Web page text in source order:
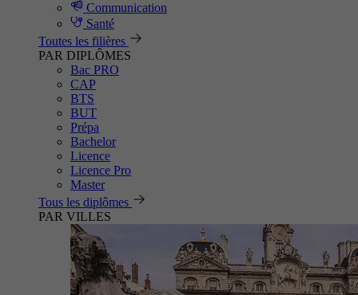
Communication
Santé
Toutes les filières
PAR DIPLÔMES
Bac PRO
CAP
BTS
BUT
Prépa
Bachelor
Licence
Licence Pro
Master
Tous les diplômes
PAR VILLES